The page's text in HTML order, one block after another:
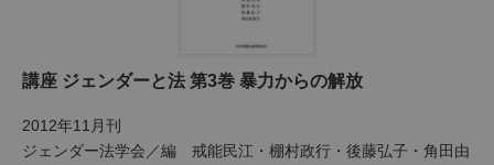
講座 ジェンダーと法 第3巻 暴力からの解放
2012年11月刊
ジェンダー法学会／編 戒能民江・棚村政行・後藤弘子・角田由